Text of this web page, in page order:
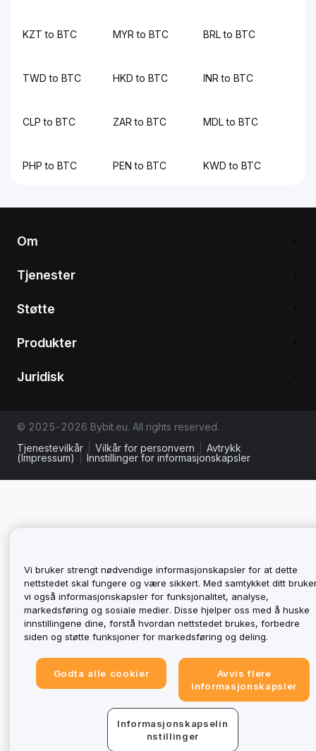
KZT to BTC MYR to BTC BRL to BTC
TWD to BTC HKD to BTC INR to BTC
CLP to BTC ZAR to BTC MDL to BTC
PHP to BTC PEN to BTC KWD to BTC
Om
Tjenester
Støtte
Produkter
Juridisk
© 2025-2026 Bybit.eu. All rights reserved.
Tjenestevilkår
Vilkår for personvern
Avtrykk
(Impressum)
Innstillinger for informasjonskapsler
Vi bruker strengt nødvendige informasjonskapsler for at dette
nettstedet skal fungere og være sikkert. Med samtykket ditt
vi også informasjonskapsler for funksjonalitet, analyse,
markedsføring og sosiale medier. Disse hjelper oss med å huske
innstillingene dine, forstå hvordan nettstedet brukes, forbedre
siden og støtte funksjoner for markedsføring og deling.
Godta alle cookier
Avvis flere
informasjonskapsler
Informasjonskapselin
nstillinger